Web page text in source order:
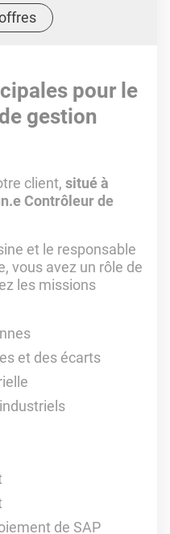
pour le
gestion
client, situé à
Contrôleur de
et le responsable
vous avez un rôle de
les missions
et des écarts
de SAP